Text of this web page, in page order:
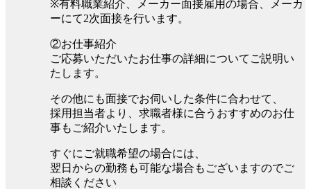
※有料職業紹介、メーカー面接雇用の場合、メーカ
ーにて2次面接を行います。
②お仕事紹介
ご応募いただいたお仕事の詳細についてご説明い
たします。
その他にも面接でお伺いした条件に合わせて、
採用担当者より、求職者様に合うおすすめのお仕
事もご紹介いたします。
すぐにご就職希望の場合には、
翌日からの勤務も可能な場合もございますのでご
相談ください